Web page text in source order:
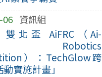
06 資訊組
雙北盃 AiFRC（Ai-
Robotics
）：TechGlow跨
實施計畫」